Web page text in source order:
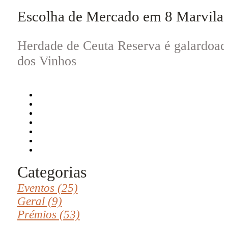
Escolha de Mercado em 8
Herdade de Ceuta Reserva é
dos Vinhos
Categorias
Eventos (25)
Geral (9)
Prémios (53)